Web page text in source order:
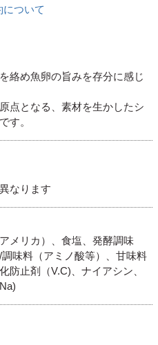
について
絡め魚卵の旨みを存分に感じ
点となる、素材を生かしたシ
す。
なります
メリカ）、食塩、発酵調味
味料（アミノ酸等）、甘味料
防止剤（V.C)、ナイアシン、